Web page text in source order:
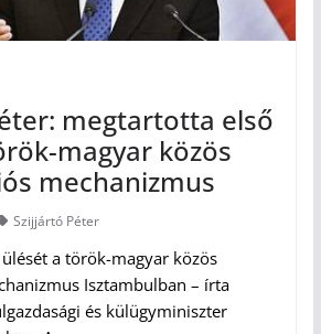
megtartotta első
magyar közös
mechanizmus
Szijjártó Péter
a török-magyar közös
Isztambulban – írta
és külügyminiszter